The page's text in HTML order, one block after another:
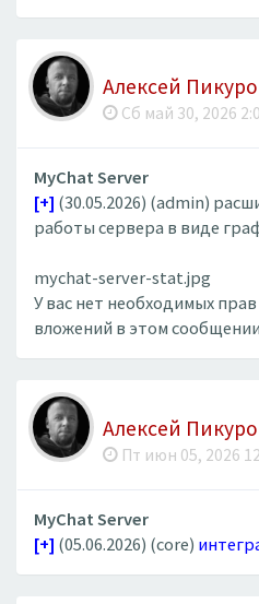
Алексей
Сб май 30, 2026
MyChat Server
[+] (30.05.2026) (admin)
работы сервера в виде
mychat-server-stat.jpg
У вас нет необходимых
вложений в этом
Алексей
Пт июн 05, 2026
MyChat Server
[+] (05.06.2026) (core)